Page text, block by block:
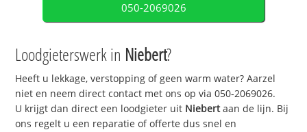
050-2069026
Loodgieterswerk in Niebert?
Heeft u lekkage, verstopping of geen warm water? Aarzel
niet en neem direct contact met ons op via 050-2069026.
U krijgt dan direct een loodgieter uit Niebertaan de lijn. Bij
ons regelt u een reparatie of offerte dus snel en